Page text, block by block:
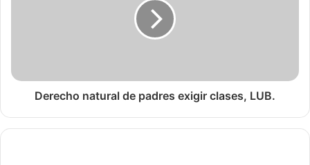
Derecho natural de padres exigir clases, LUB.